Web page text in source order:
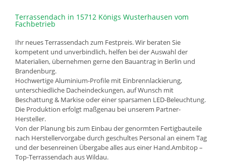
Terrassendach in 15712 Königs Wusterhausen vom
Fachbetrieb
Ihr neues Terrassendach zum Festpreis. Wir beraten Sie
kompetent und unverbindlich, helfen bei der Auswahl der
Materialien, übernehmen gerne den Bauantrag in Berlin und
Brandenburg.
Hochwertige Aluminium-Profile mit Einbrennlackierung,
unterschiedliche Dacheindeckungen, auf Wunsch mit
Beschattung & Markise oder einer sparsamen LED-Beleuchtung.
Die Produktion erfolgt maßgenau bei unserem Partner-
Hersteller.
Von der Planung bis zum Einbau der genormten Fertigbauteile
nach Herstellervorgabe durch geschultes Personal an einem Tag
und der besenreinen Übergabe alles aus einer Hand.Ambitop –
Top-Terrassendach aus Wildau.